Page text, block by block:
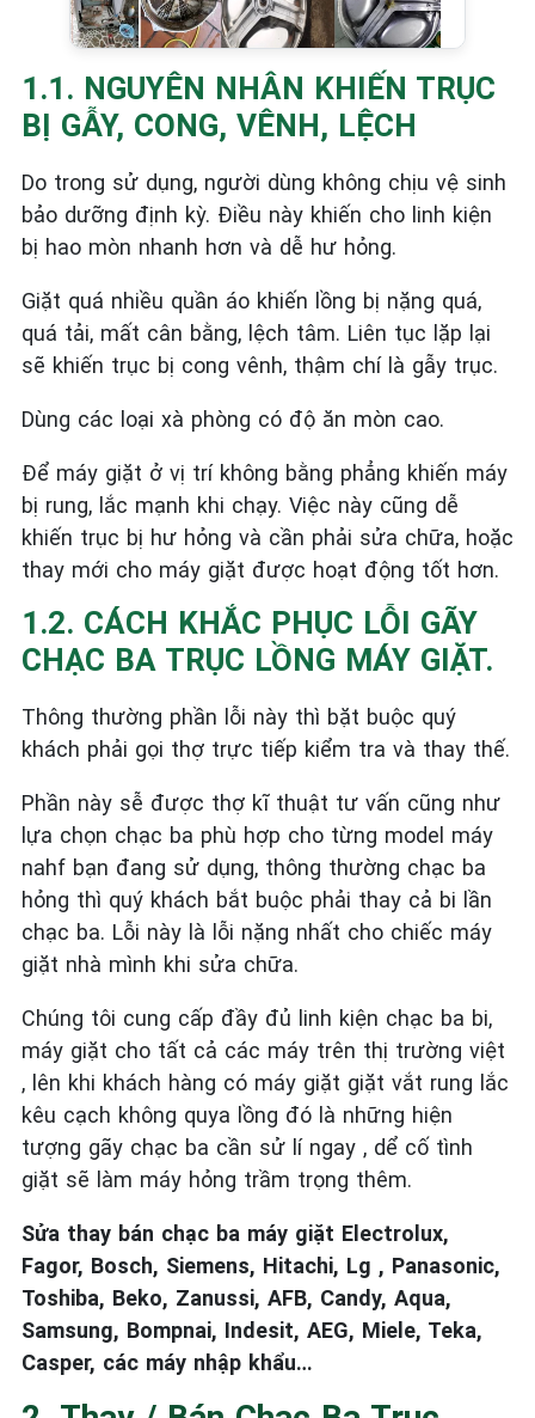
1.1. NGUYÊN NHÂN KHIẾN TRỤC
BỊ GẪY, CONG, VÊNH, LỆCH
Do trong sử dụng, người dùng không chịu vệ sinh
bảo dưỡng định kỳ. Điều này khiến cho linh kiện
bị hao mòn nhanh hơn và dễ hư hỏng.
Giặt quá nhiều quần áo khiến lồng bị nặng quá,
quá tải, mất cân bằng, lệch tâm. Liên tục lặp lại
sẽ khiến trục bị cong vênh, thậm chí là gẫy trục.
Dùng các loại xà phòng có độ ăn mòn cao.
Để máy giặt ở vị trí không bằng phẳng khiến máy
bị rung, lắc mạnh khi chạy. Việc này cũng dễ
khiến trục bị hư hỏng và cần phải sửa chữa, hoặc
thay mới cho máy giặt được hoạt động tốt hơn.
1.2. CÁCH KHẮC PHỤC LỖI GÃY
CHẠC BA TRỤC LỒNG MÁY GIẶT.
Thông thường phần lỗi này thì bặt buộc quý
khách phải gọi thợ trực tiếp kiểm tra và thay thế.
Phần này sễ được thợ kĩ thuật tư vấn cũng như
lựa chọn chạc ba phù hợp cho từng model máy
nahf bạn đang sử dụng, thông thường chạc ba
hỏng thì quý khách bắt buộc phải thay cả bi lần
chạc ba. Lỗi này là lỗi nặng nhất cho chiếc máy
giặt nhà mình khi sửa chữa.
Chúng tôi cung cấp đầy đủ linh kiện chạc ba bi,
máy giặt cho tất cả các máy trên thị trường việt
, lên khi khách hàng có máy giặt giặt vắt rung lắc
kêu cạch không quya lồng đó là những hiện
tượng gãy chạc ba cần sử lí ngay , dể cố tình
giặt sẽ làm máy hỏng trầm trọng thêm.
Sửa thay bán chạc ba máy giặt Electrolux,
Fagor, Bosch, Siemens, Hitachi, Lg , Panasonic,
Toshiba, Beko, Zanussi, AFB, Candy, Aqua,
Samsung, Bompnai, Indesit, AEG, Miele, Teka,
Casper, các máy nhập khẩu…